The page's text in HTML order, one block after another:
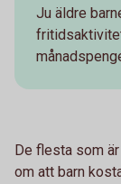
Ju äldre
De flesta som
om att barn